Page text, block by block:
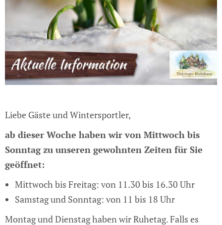
Liebe Gäste und Wintersportler,
ab dieser Woche haben wir von Mittwoch bis
Sonntag zu unseren gewohnten Zeiten für Sie
geöffnet:
Mittwoch bis Freitag: von 11.30 bis 16.30 Uhr
Samstag und Sonntag: von 11 bis 18 Uhr
Montag und Dienstag haben wir Ruhetag. Falls es